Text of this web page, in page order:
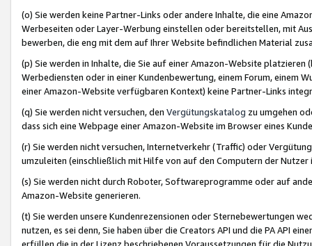
(o) Sie werden keine Partner-Links oder andere Inhalte, die eine
Werbeseiten oder Layer-Werbung einstellen oder bereitstellen, mit
bewerben, die eng mit dem auf Ihrer Website befindlichen Material
(p) Sie werden in Inhalte, die Sie auf einer Amazon-Website
Werbediensten oder in einer Kundenbewertung, einem Forum, einem
einer Amazon-Website verfügbaren Kontext) keine Partner-Links
(q) Sie werden nicht versuchen, den Vergütungskatalog zu umgehen
dass sich eine Webpage einer Amazon-Website im Browser eines
(r) Sie werden nicht versuchen, Internetverkehr (Traffic) oder
umzuleiten (einschließlich mit Hilfe von auf den Computern der
(s) Sie werden nicht durch Roboter, Softwareprogramme oder auf
Amazon-Website generieren.
(t) Sie werden unsere Kundenrezensionen oder Sternebewertungen
nutzen, es sei denn, Sie haben über die Creators API und die PA API
erfüllen die in der Lizenz beschriebenen Voraussetzungen für die